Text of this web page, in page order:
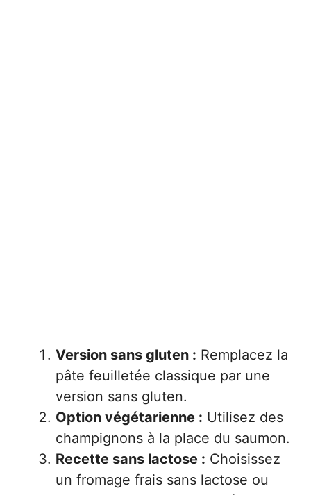
Version sans gluten : Remplacez la
pâte feuilletée classique par une
version sans gluten.
Option végétarienne : Utilisez des
champignons à la place du saumon.
Recette sans lactose : Choisissez
un fromage frais sans lactose ou